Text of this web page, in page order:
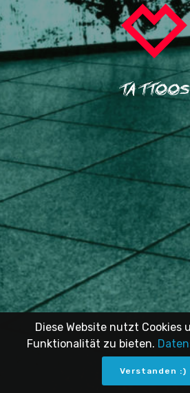
TATTOOS
Where Is My Mind?
Hauptstraße 68
76857 Albersweiler
Öffnungszeiten (für Tattoo- und
Besprechungstermine nur nach
Mittwoch bis Samstag
11 bis 19 Uhr
E-Mail:
Tel: 06345-406 94 95
Impressum Datenschutz
Diese Website nutzt Cookies
Funktionalität zu bieten.